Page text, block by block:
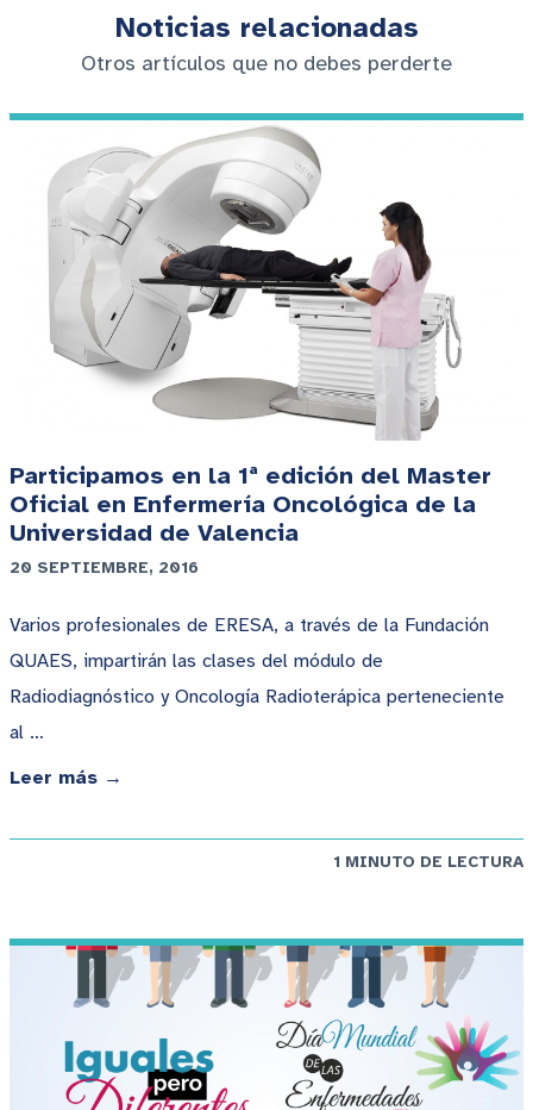
Noticias relacionadas
Otros artículos que no debes perderte
Participamos en la 1ª edición del Master
Oficial en Enfermería Oncológica de la
Universidad de Valencia
20 SEPTIEMBRE, 2016
Varios profesionales de ERESA, a través de la Fundación
QUAES, impartirán las clases del módulo de
Radiodiagnóstico y Oncología Radioterápica perteneciente
al …
Leer más →
1 MINUTO DE LECTURA